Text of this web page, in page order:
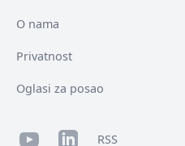
O nama
Privatnost
Oglasi za posao
YouTubeLinkedInRSS